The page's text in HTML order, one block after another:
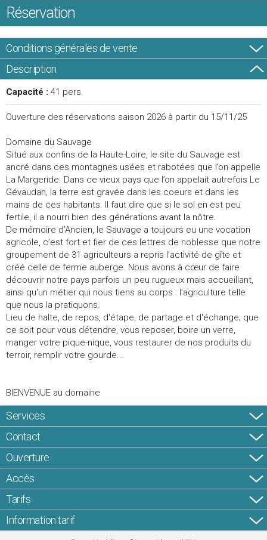
Réservation
Conditions générales de vente
Description
Capacité : 41 pers.
Ouverture des réservations saison 2026 à partir du 15/11/25
Domaine du Sauvage
Situé aux confins de la Haute-Loire, le site du Sauvage est
ancré dans ces montagnes usées et rabotées que l’on appelle
La Margeride. Dans ce vieux pays que l’on appelait autrefois Le
Gévaudan, la terre est gravée dans les coeurs et dans les
mains de ces habitants. Il faut dire que si le sol en est peu
fertile, il a nourri bien des générations avant la nôtre.
De mémoire d’Ancien, le Sauvage a toujours eu une vocation
agricole, c’est fort et fier de ces lettres de noblesse que notre
groupement de 31 agriculteurs a repris l’activité de gîte et
créé celle de ferme auberge. Nous avons à cœur de faire
découvrir notre pays parfois un peu rugueux mais accueillant,
ainsi qu'un métier qui nous tiens au corps : l’agriculture telle
que nous la pratiquons.
Lieu de halte, de repos, d'étape, de partage et d'échange; que
ce soit pour vous détendre, vous reposer, boire un verre,
manger votre pique-nique, vous restaurer de nos produits du
terroir, remplir votre gourde...
BIENVENUE au domaine
Services
Contact
Ouverture
Accès
Tarifs
Information tarif